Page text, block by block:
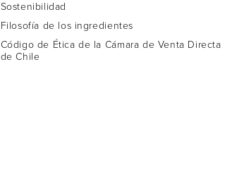
Sostenibilidad
Filosofía de los ingredientes
Código de Ética de la Cámara de Venta Directa
de Chile